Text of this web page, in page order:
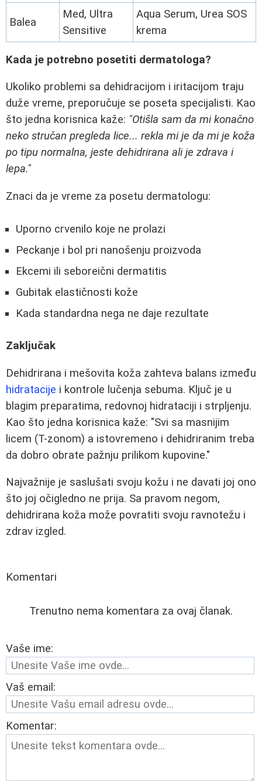
Balea
Med, Ultra
Sensitive
Aqua Serum, Urea SOS
krema
Kada je potrebno posetiti dermatologa?
Ukoliko problemi sa dehidracijom i iritacijom traju
duže vreme, preporučuje se poseta specijalisti. Kao
što jedna korisnica kaže: "Otišla sam da mi konačno
neko stručan pregleda lice... rekla mi je da mi je koža
po tipu normalna, jeste dehidrirana ali je zdrava i
lepa."
Znaci da je vreme za posetu dermatologu:
Uporno crvenilo koje ne prolazi
Peckanje i bol pri nanošenju proizvoda
Ekcemi ili seboreični dermatitis
Gubitak elastičnosti kože
Kada standardna nega ne daje rezultate
Zaključak
Dehidrirana i mešovita koža zahteva balans između
hidratacije i kontrole lučenja sebuma. Ključ je u
blagim preparatima, redovnoj hidrataciji i strpljenju.
Kao što jedna korisnica kaže: "Svi sa masnijim
licem (T-zonom) a istovremeno i dehidriranim treba
da dobro obrate pažnju prilikom kupovine."
Najvažnije je saslušati svoju kožu i ne davati joj ono
što joj očigledno ne prija. Sa pravom negom,
dehidrirana koža može povratiti svoju ravnotežu i
zdrav izgled.
Komentari
Trenutno nema komentara za ovaj članak.
Vaše ime:
Vaš email:
Komentar: